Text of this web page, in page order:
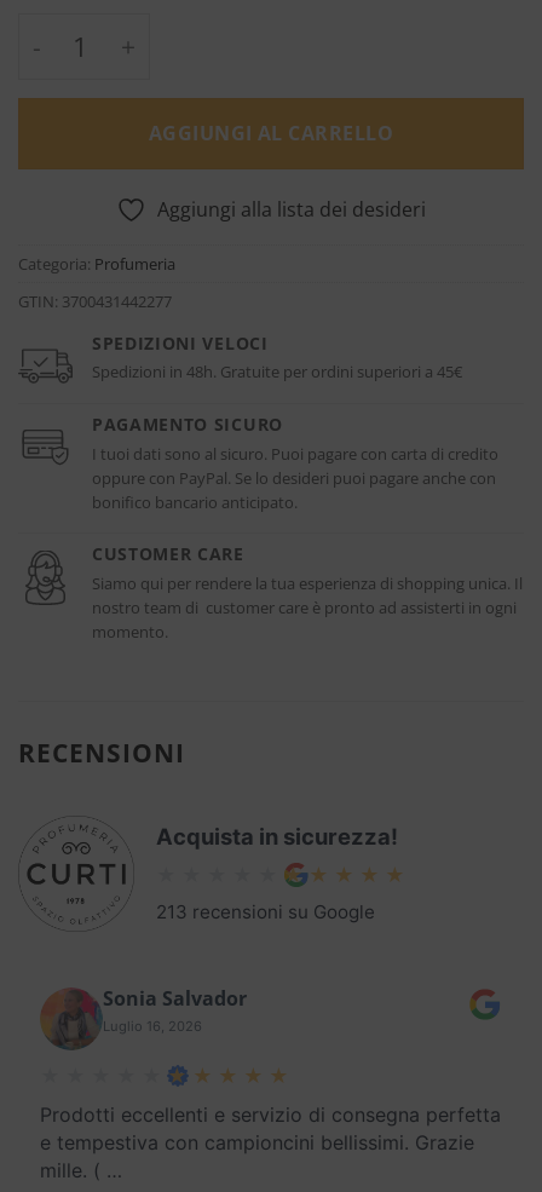
Mimosa Parfum d'Intérieur - Diptyque
AGGIUNGI AL CARRELLO
Aggiungi alla lista dei desideri
Categoria: Profumeria
GTIN: 3700431442277
SPEDIZIONI VELOCI
Spedizioni in 48h. Gratuite per ordini superiori a 45€
PAGAMENTO SICURO
I tuoi dati sono al sicuro. Puoi pagare con carta di credito
oppure con PayPal. Se lo desideri puoi pagare anche con
bonifico bancario anticipato.
CUSTOMER CARE
Siamo qui per rendere la tua esperienza di shopping unica. Il
nostro team di customer care è pronto ad assisterti in ogni
momento.
RECENSIONI
Acquista in sicurezza!
213 recensioni su Google
Sonia Salvador
Luglio 16, 2026
Prodotti eccellenti e servizio di consegna perfetta
e tempestiva con campioncini bellissimi. Grazie
mille. ( …